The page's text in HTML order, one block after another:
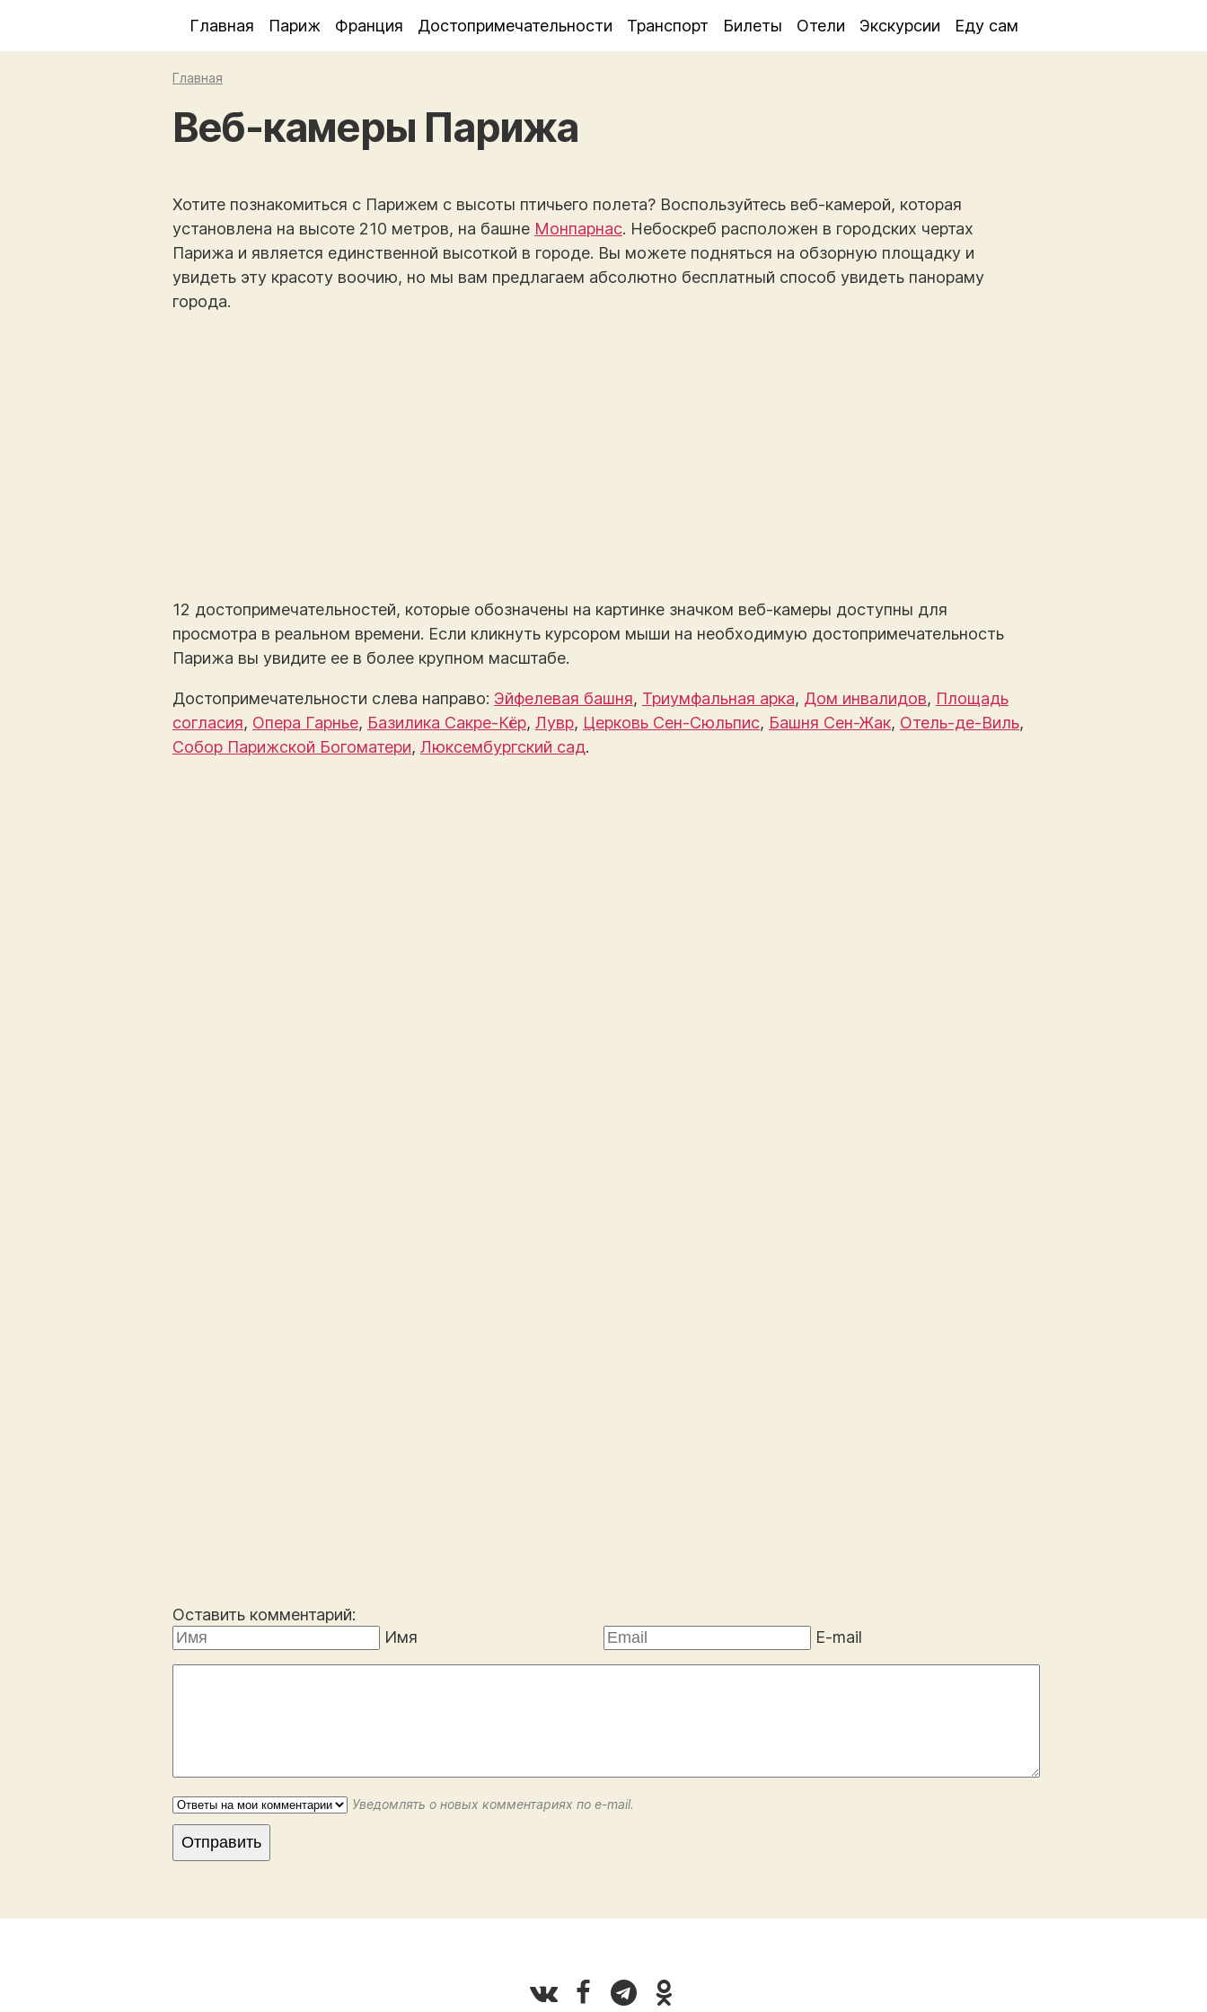
Главная Париж Франция Достопримечательности Транспорт Билеты Отели Экскурсии Еду сам
Главная
Веб-камеры Парижа
Хотите познакомиться с Парижем с высоты птичьего полета? Воспользуйтесь веб-камерой, которая
установлена на высоте 210 метров, на башне Монпарнас. Небоскреб расположен в городских чертах
Парижа и является единственной высоткой в городе. Вы можете подняться на обзорную площадку и
увидеть эту красоту воочию, но мы вам предлагаем абсолютно бесплатный способ увидеть панораму
города.
12 достопримечательностей, которые обозначены на картинке значком веб-камеры доступны для
просмотра в реальном времени. Если кликнуть курсором мыши на необходимую достопримечательность
Парижа вы увидите ее в более крупном масштабе.
Достопримечательности слева направо: Эйфелевая башня, Триумфальная арка, Дом инвалидов, Площадь
согласия, Опера Гарнье, Базилика Сакре-Кёр, Лувр, Церковь Сен-Сюльпис, Башня Сен-Жак, Отель-де-Виль,
Собор Парижской Богоматери, Люксембургский сад.
Оставить комментарий:
Имя
E-mail
Уведомлять о новых комментариях по e-mail.